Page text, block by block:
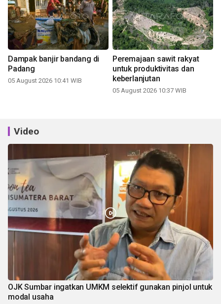
Dampak banjir bandang di
Padang
05 August 2026 10:41 WIB
Peremajaan sawit rakyat
untuk produktivitas dan
keberlanjutan
05 August 2026 10:37 WIB
Video
OJK Sumbar ingatkan UMKM selektif gunakan pinjol untuk
modal usaha